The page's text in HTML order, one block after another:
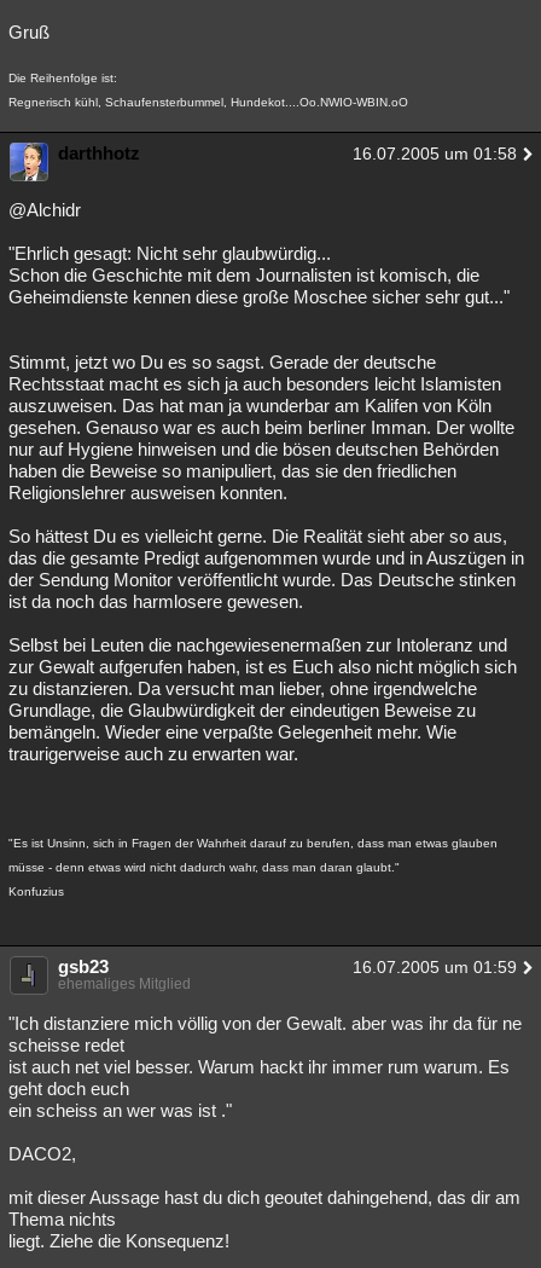
Gruß
Die Reihenfolge ist:
Regnerisch kühl, Schaufensterbummel, Hundekot....Oo.NWIO-WBIN.oO
darthhotz 16.07.2005 um 01:58
@Alchidr
"Ehrlich gesagt: Nicht sehr glaubwürdig...
Schon die Geschichte mit dem Journalisten ist komisch, die
Geheimdienste kennen diese große Moschee sicher sehr gut..."
Stimmt, jetzt wo Du es so sagst. Gerade der deutsche
Rechtsstaat macht es sich ja auch besonders leicht Islamisten
auszuweisen. Das hat man ja wunderbar am Kalifen von Köln
gesehen. Genauso war es auch beim berliner Imman. Der wollte
nur auf Hygiene hinweisen und die bösen deutschen Behörden
haben die Beweise so manipuliert, das sie den friedlichen
Religionslehrer ausweisen konnten.
So hättest Du es vielleicht gerne. Die Realität sieht aber so aus,
das die gesamte Predigt aufgenommen wurde und in Auszügen in
der Sendung Monitor veröffentlicht wurde. Das Deutsche stinken
ist da noch das harmlosere gewesen.
Selbst bei Leuten die nachgewiesenermaßen zur Intoleranz und
zur Gewalt aufgerufen haben, ist es Euch also nicht möglich sich
zu distanzieren. Da versucht man lieber, ohne irgendwelche
Grundlage, die Glaubwürdigkeit der eindeutigen Beweise zu
bemängeln. Wieder eine verpaßte Gelegenheit mehr. Wie
traurigerweise auch zu erwarten war.
"Es ist Unsinn, sich in Fragen der Wahrheit darauf zu berufen, dass man etwas glauben
müsse - denn etwas wird nicht dadurch wahr, dass man daran glaubt."
Konfuzius
gsb23 16.07.2005 um 01:59
ehemaliges Mitglied
"Ich distanziere mich völlig von der Gewalt. aber was ihr da für ne
scheisse redet
ist auch net viel besser. Warum hackt ihr immer rum warum. Es
geht doch euch
ein scheiss an wer was ist ."
DACO2,
mit dieser Aussage hast du dich geoutet dahingehend, das dir am
Thema nichts
liegt. Ziehe die Konsequenz!